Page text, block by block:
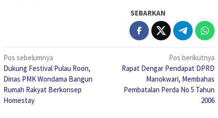
SEBARKAN
Navigasi
pos
Pos sebelumnya
Dukung Festival Pulau Roon,
Dinas PMK Wondama Bangun
Rumah Rakyat Berkonsep
Homestay
Pos berikutnya
Rapat Dengar Pendapat DPRD
Manokwari, Membahas
Pembatalan Perda No 5 Tahun
2006